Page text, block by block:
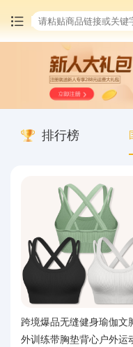
中国商品代购
集运服务
最新公告
物流资讯
代购问答
排行榜
跨境爆品无缝健身瑜伽文
外训练带胸垫背心户外运